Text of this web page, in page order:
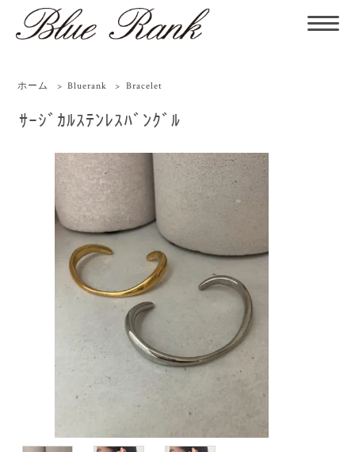
ホーム > Bluerank > Bracelet
ｻｰｼﾞｶﾙｽﾃﾝﾚｽﾊﾞﾝｸﾞﾙ